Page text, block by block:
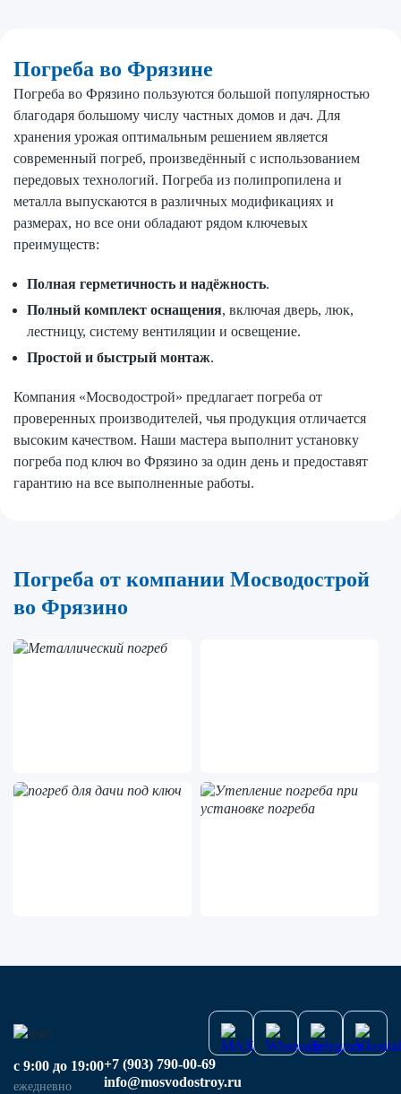
Погреба во Фрязине
Погреба во Фрязино пользуются большой популярностью
благодаря большому числу частных домов и дач. Для
хранения урожая оптимальным решением является
современный погреб, произведённый с использованием
передовых технологий. Погреба из полипропилена и
металла выпускаются в различных модификациях и
размерах, но все они обладают рядом ключевых
преимуществ:
Полная герметичность и надёжность.
Полный комплект оснащения, включая дверь, люк,
лестницу, систему вентиляции и освещение.
Простой и быстрый монтаж.
Компания «Мосводострой» предлагает погреба от
проверенных производителей, чья продукция отличается
высоким качеством. Наши мастера выполнит установку
погреба под ключ во Фрязино за один день и предоставят
гарантию на все выполненные работы.
Погреба от компании Мосводострой
во Фрязино
с 9:00 до 19:00
ежедневно
+7 (903) 790-00-69
info@mosvodostroy.ru